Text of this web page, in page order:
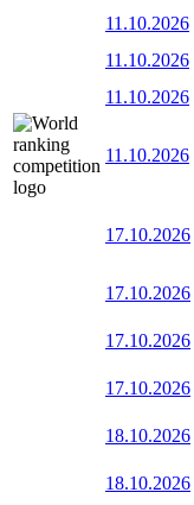
11.10.2026
11.10.2026
11.10.2026
11.10.2026
17.10.2026
17.10.2026
17.10.2026
17.10.2026
18.10.2026
18.10.2026